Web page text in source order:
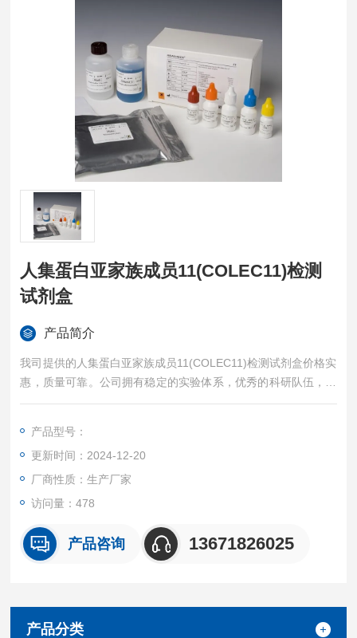
人集蛋白亚家族成员11(COLEC11)检测
试剂盒
产品简介
我司提供的人集蛋白亚家族成员11(COLEC11)检测试剂盒价格实
惠，质量可靠。公司拥有稳定的实验体系，优秀的科研队伍，准
确的实验结果，是您值得信赖的合作伙伴，凡购买我司的试剂盒
产品型号：
更新时间：2024-12-20
厂商性质：生产厂家
访问量：478
产品咨询 13671826025
产品分类